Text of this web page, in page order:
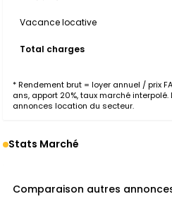
Vacance locative
Total charges
* Rendement brut = loyer annuel / prix
ans, apport 20%, taux marché
annonces location du secteur.
Stats Marché
Comparaison autres